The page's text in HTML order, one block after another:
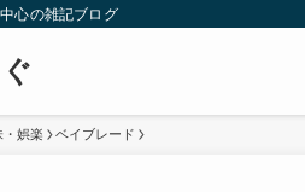
心の雑記ブログ
・娯楽 ベイブレード